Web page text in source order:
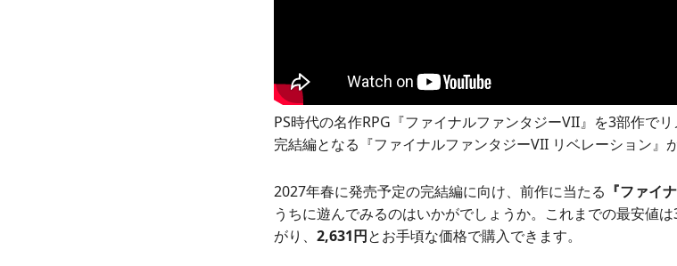
PS時代の名作RPG『ファイナルファンタジーVII』を3部作で
完結編となる『ファイナルファンタジーVII リベレーション』
2027年春に発売予定の完結編に向け、前作に当たる 『ファイ
うちに遊んでみるのはいかがでしょうか。これまでの最安値
がり、 2,631円とお手頃な価格で購入できます。